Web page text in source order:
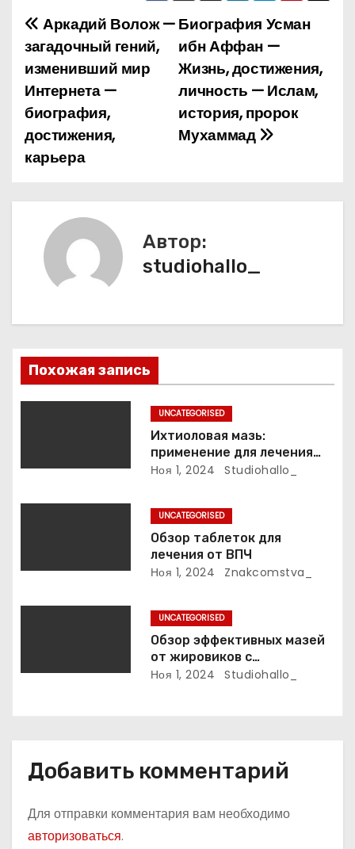
Н
а
в
и
г
а
п
о
з
п
и
я
Биография Усман
ибн Аффан —
Жизнь, достижения,
личность — Ислам,
история, пророк
Мухаммад
Аркадий Волож —
загадочный гений,
изменивший мир
Интернета —
биография,
достижения,
карьера
Автор:
studiohallo_
Похожая запись
UNCATEGORISED
Ихтиоловая мазь:
применение для лечения
фурункулов
Ноя 1, 2024 Studiohallo_
UNCATEGORISED
Обзор таблеток для
лечения от ВПЧ
Ноя 1, 2024 Znakcomstva_
UNCATEGORISED
Обзор эффективных мазей
от жировиков с
рассасывающим эффектом
Ноя 1, 2024 Studiohallo_
Добавить комментарий
Для отправки комментария вам необходимо
авторизоваться.